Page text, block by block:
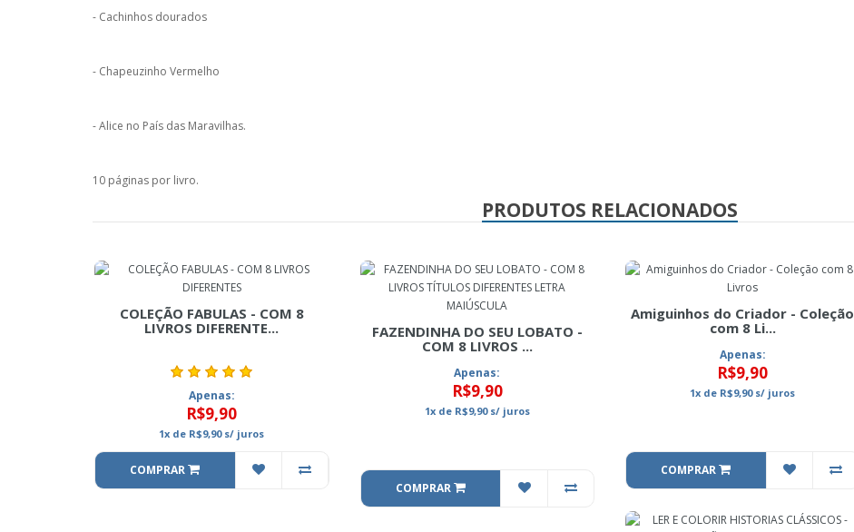
- Cachinhos dourados
- Chapeuzinho Vermelho
- Alice no País das Maravilhas.
10 páginas por livro.
PRODUTOS RELACIONADOS
COLEÇÃO FABULAS - COM 8
LIVROS DIFERENTE...
Apenas:
R$9,90
1x de R$9,90s/ juros
COMPRAR
FAZENDINHA DO SEU LOBATO -
COM 8 LIVROS ...
Apenas:
R$9,90
1xde R$9,90s/ juros
COMPRAR
Amiguinhos do Criador - Coleção
com 8 Li...
Apenas:
R$9,90
1x de R$9,90s/ juros
COMPRAR